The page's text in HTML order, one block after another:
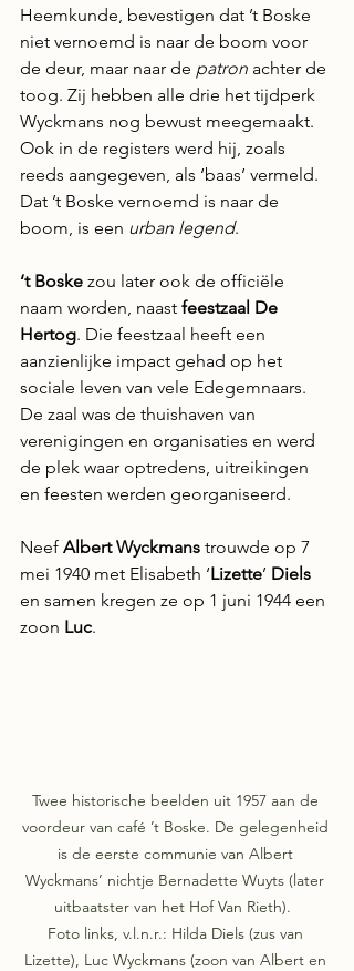
Heemkunde, bevestigen dat ’t Boske
niet vernoemd is naar de boom voor
de deur, maar naar de patron achter de
toog. Zij hebben alle drie het tijdperk
Wyckmans nog bewust meegemaakt.
Ook in de registers werd hij, zoals
reeds aangegeven, als ‘baas’ vermeld.
Dat ’t Boske vernoemd is naar de
boom, is een urban legend.
‘t Boske zou later ook de officiële
naam worden, naast feestzaal De
Hertog. Die feestzaal heeft een
aanzienlijke impact gehad op het
sociale leven van vele Edegemnaars.
De zaal was de thuishaven van
verenigingen en organisaties en werd
de plek waar optredens, uitreikingen
en feesten werden georganiseerd.
Neef Albert Wyckmans trouwde op 7
mei 1940 met Elisabeth ‘Lizette’ Diels
en samen kregen ze op 1 juni 1944 een
zoon Luc.
Twee historische beelden uit 1957 aan de
voordeur van café ’t Boske. De gelegenheid
is de eerste communie van Albert
Wyckmans’ nichtje Bernadette Wuyts (later
uitbaatster van het Hof Van Rieth).
Foto links, v.l.n.r.: Hilda Diels (zus van
Lizette), Luc Wyckmans (zoon van Albert en